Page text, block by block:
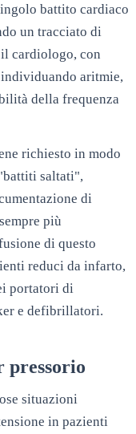
battito cardiaco
un tracciato di
cardiologo, con
aritmie,
della frequenza
richiesto in modo
saltati",
di
più
di questo
reduci da infarto,
portatori di
e defibrillatori.
pressorio
situazioni
in pazienti